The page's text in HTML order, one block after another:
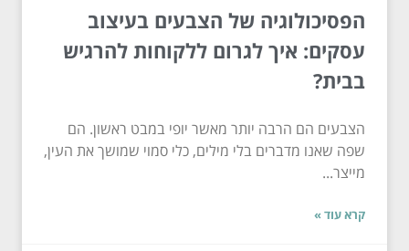
הפסיכולוגיה של הצבעים בעיצוב
עסקים: איך לגרום ללקוחות להרגיש
בבית?
הצבעים הם הרבה יותר מאשר יופי במבט ראשון. הם
שפה שאנו מדברים בלי מילים, כלי סמוי שמושך את העין,
מייצר...
קרא עוד »